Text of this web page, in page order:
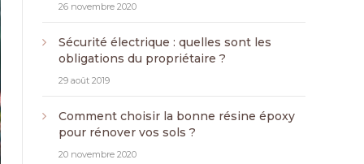
26 novembre 2020
Sécurité électrique : quelles sont les
obligations du propriétaire ?
29 août 2019
Comment choisir la bonne résine époxy
pour rénover vos sols ?
20 novembre 2020